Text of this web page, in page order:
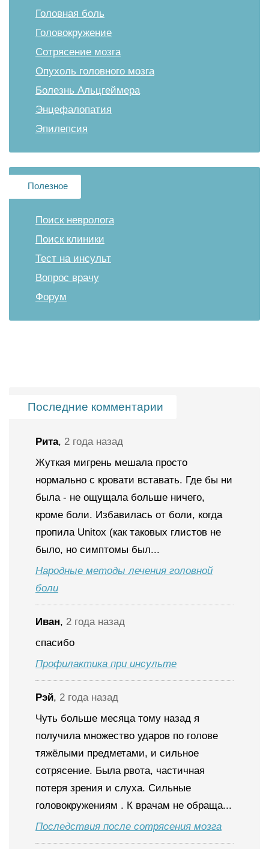
Головная боль
Головокружение
Сотрясение мозга
Опухоль головного мозга
Болезнь Альцгеймера
Энцефалопатия
Эпилепсия
Полезное
Поиск невролога
Поиск клиники
Тест на инсульт
Вопрос врачу
Форум
Последние комментарии
Рита, 2 года назад
Жуткая мигрень мешала просто
нормально с кровати вставать. Где бы ни
была - не ощущала больше ничего,
кроме боли. Избавилась от боли, когда
пропила Unitox (как таковых глистов не
было, но симптомы был...
Народные методы лечения головной
боли
Иван, 2 года назад
спасибо
Профилактика при инсульте
Рэй, 2 года назад
Чуть больше месяца тому назад я
получила множество ударов по голове
тяжёлыми предметами, и сильное
сотрясение. Была рвота, частичная
потеря зрения и слуха. Сильные
головокружениям . К врачам не обраща...
Последствия после сотрясения мозга